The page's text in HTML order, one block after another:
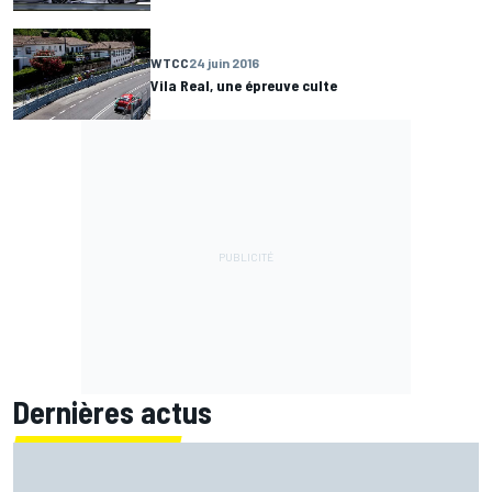
WTCC24 juin 2016
Vila Real, une épreuve culte
Dernières actus